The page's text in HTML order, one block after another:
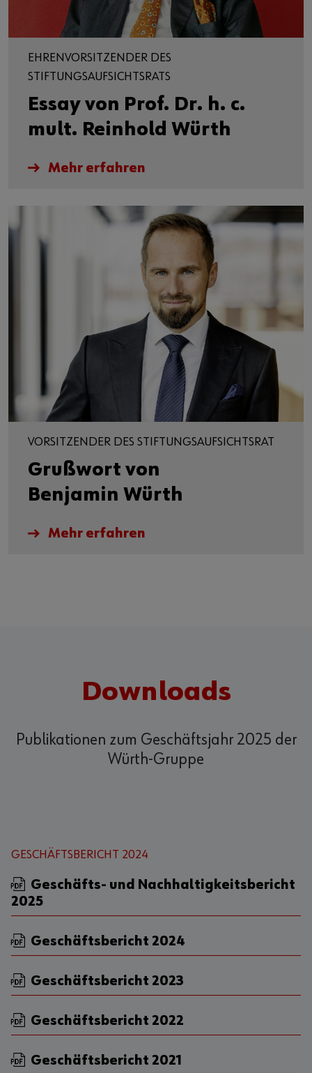
EHRENVORSITZENDER DES
STIFTUNGSAUFSICHTSRATS
Essay von Prof. Dr. h. c.
mult. Reinhold Würth
Mehr erfahren
VORSITZENDER DES STIFTUNGSAUFSICHTSRAT
Grußwort von
Benjamin Würth
Mehr erfahren
Downloads
Publikationen zum Geschäftsjahr 2025 der
Würth-Gruppe
GESCHÄFTSBERICHT 2024
Geschäfts- und Nachhaltigkeitsbericht
2025
Geschäftsbericht 2024
Geschäftsbericht 2023
Geschäftsbericht 2022
Geschäftsbericht 2021